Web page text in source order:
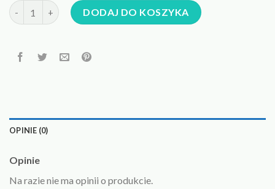
ilość złote zawieszki do łańcuszka męskie
DODAJ DO KOSZYKA
OPINIE (0)
Opinie
Na razie nie ma opinii o produkcie.